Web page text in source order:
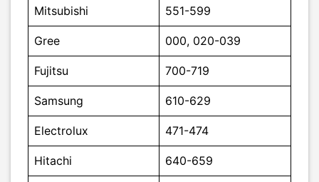
Mitsubishi 551-599
Gree 000, 020-039
Fujitsu 700-719
Samsung 610-629
Electrolux 471-474
Hitachi 640-659